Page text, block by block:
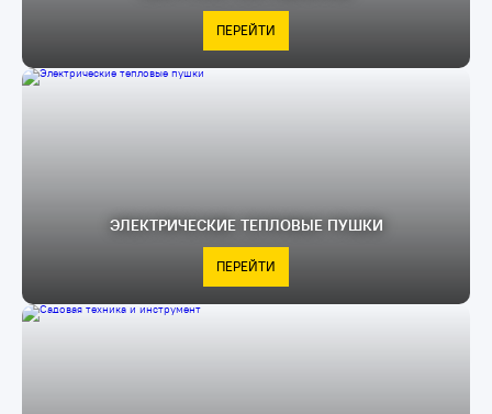
ПЕРЕЙТИ
ЭЛЕКТРИЧЕСКИЕ ТЕПЛОВЫЕ ПУШКИ
ПЕРЕЙТИ